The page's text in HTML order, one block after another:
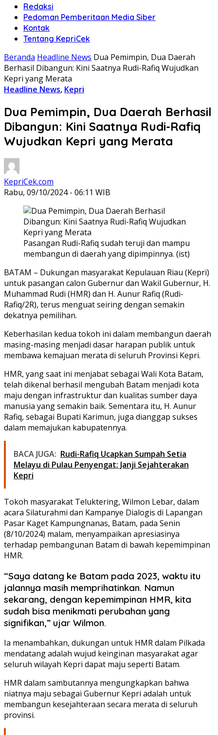
Redaksi
Pedoman Pemberitaan Media Siber
Kontak
Tentang KepriCek
Beranda Headline News Dua Pemimpin, Dua Daerah
Berhasil Dibangun: Kini Saatnya Rudi-Rafiq Wujudkan
Kepri yang Merata
Headline News, Kepri
Dua Pemimpin, Dua Daerah Berhasil
Dibangun: Kini Saatnya Rudi-Rafiq
Wujudkan Kepri yang Merata
KepriCek.com
Rabu, 09/10/2024 - 06:11 WIB
Pasangan Rudi-Rafiq sudah teruji dan mampu
membangun di daerah yang dipimpinnya. (ist)
BATAM – Dukungan masyarakat Kepulauan Riau (Kepri)
untuk pasangan calon Gubernur dan Wakil Gubernur, H.
Muhammad Rudi (HMR) dan H. Aunur Rafiq (Rudi-
Rafiq/2R), terus menguat seiring dengan semakin
dekatnya pemilihan.
Keberhasilan kedua tokoh ini dalam membangun daerah
masing-masing menjadi dasar harapan publik untuk
membawa kemajuan merata di seluruh Provinsi Kepri.
HMR, yang saat ini menjabat sebagai Wali Kota Batam,
telah dikenal berhasil mengubah Batam menjadi kota
maju dengan infrastruktur dan kualitas sumber daya
manusia yang semakin baik. Sementara itu, H. Aunur
Rafiq, sebagai Bupati Karimun, juga dianggap sukses
dalam memajukan kabupatennya.
BACA JUGA: Rudi-Rafiq Ucapkan Sumpah Setia
Melayu di Pulau Penyengat: Janji Sejahterakan
Kepri
Tokoh masyarakat Teluktering, Wilmon Lebar, dalam
acara Silaturahmi dan Kampanye Dialogis di Lapangan
Pasar Kaget Kampungnanas, Batam, pada Senin
(8/10/2024) malam, menyampaikan apresiasinya
terhadap pembangunan Batam di bawah kepemimpinan
HMR.
“Saya datang ke Batam pada 2023, waktu itu
jalannya masih memprihatinkan. Namun
sekarang, dengan kepemimpinan HMR, kita
sudah bisa menikmati perubahan yang
signifikan,” ujar Wilmon.
Ia menambahkan, dukungan untuk HMR dalam Pilkada
mendatang adalah wujud keinginan masyarakat agar
seluruh wilayah Kepri dapat maju seperti Batam.
HMR dalam sambutannya mengungkapkan bahwa
niatnya maju sebagai Gubernur Kepri adalah untuk
membangun kesejahteraan secara merata di seluruh
provinsi.